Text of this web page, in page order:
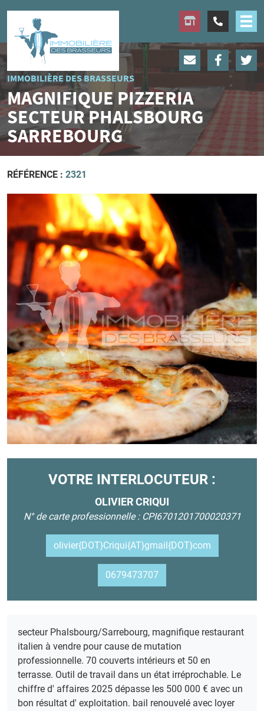
IMMOBILIÈRE DES BRASSEURS
MAGNIFIQUE PIZZERIA
SECTEUR PHALSBOURG
SARREBOURG
RÉFÉRENCE : 2321
VOTRE INTERLOCUTEUR :
OLIVIER CRIQUI
N° de carte professionnelle : CPI6701201700020371
olivier{DOT}Criqui{AT}gmail{DOT}com
0679473707
secteur Phalsbourg/Sarrebourg, magnifique restaurant
italien à vendre pour cause de mutation
professionnelle. 70 couverts intérieurs et 50 en
terrasse. Outil de travail dans un état irréprochable. Le
chiffre d' affaires 2025 dépasse les 500 000 € avec un
bon résultat d' exploitation. bail renouvelé avec loyer